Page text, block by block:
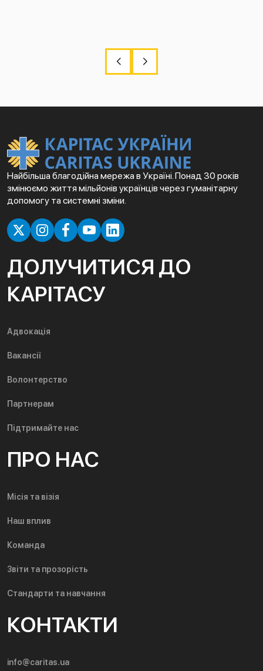
Найбільша благодійна мережа в Україні. Понад 30 років
змінюємо життя мільйонів українців через гуманітарну
допомогу та системні зміни.
ДОЛУЧИТИСЯ ДО
КАРІТАСУ
Адвокація
Вакансії
Волонтерство
Партнерам
Підтримайте нас
ПРО НАС
Місія та візія
Наш вплив
Команда
Звіти та прозорість
Стандарти та навчання
КОНТАКТИ
info@caritas.ua